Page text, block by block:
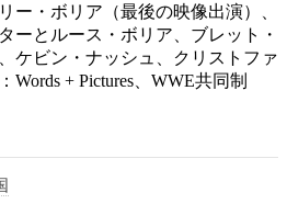
ー・ボリア（最後の映像出演）、
ーとルース・ボリア、ブレット・
ケビン・ナッシュ、クリストファ
+ Pictures、WWE共同制